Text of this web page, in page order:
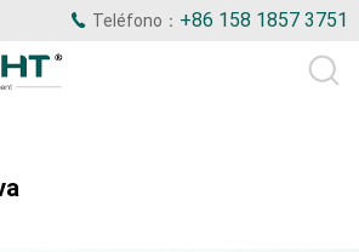
Teléfono： +86 158 1857 3751